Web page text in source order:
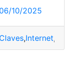
06/10/2025
Claves,Internet,